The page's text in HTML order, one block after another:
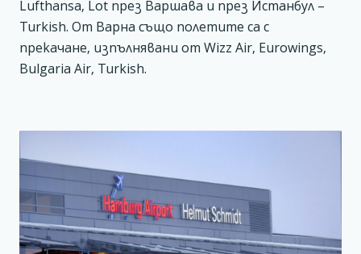
Lufthansa, Lot през Варшава и през Истанбул –
Turkish. От Варна също полетите са с
прекачане, изпълнявани от Wizz Air, Eurowings,
Bulgaria Air, Turkish.